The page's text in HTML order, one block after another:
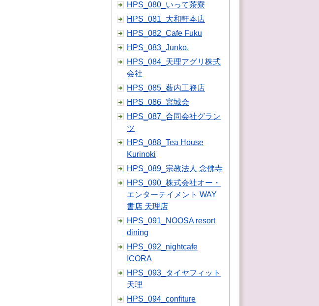
HPS_080_いって茶寮
HPS_081_大和軒本店
HPS_082_Cafe Fuku
HPS_083_Junko.
HPS_084_天理アグリ株式
会社
HPS_085_薮内工務店
HPS_086_宮城会
HPS_087_合同会社グラン
ツ
HPS_088_Tea House
Kurinoki
HPS_089_宗教法人 念佛寺
HPS_090_株式会社オー・
エンターテイメント WAY
書店 天理店
HPS_091_NOOSA resort
dining
HPS_092_nightcafe
ICORA
HPS_093_タイヤフィット
天理
HPS_094_confiture